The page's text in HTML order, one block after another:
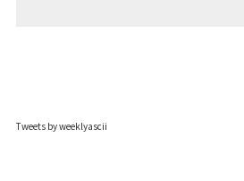
Tweets by weeklyascii